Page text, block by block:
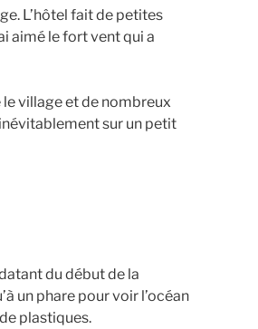
L’hôtel fait de petites
aimé le fort vent qui a
village et de nombreux
sur un petit
du début de la
un phare pour voir l’océan
plastiques.